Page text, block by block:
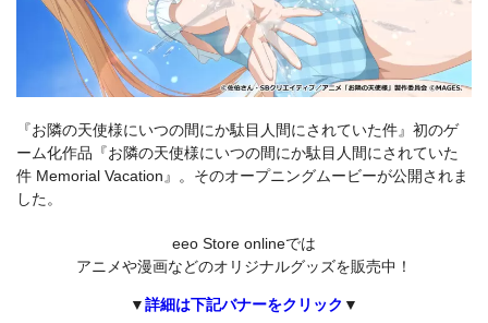
『お隣の天使様にいつの間にか駄目人間にされていた件』初のゲ
ーム化作品『お隣の天使様にいつの間にか駄目人間にされていた
件 Memorial Vacation』。そのオープニングムービーが公開されま
した。
eeo Store onlineでは
アニメや漫画などのオリジナルグッズを販売中！
▼詳細は下記バナーをクリック ▼